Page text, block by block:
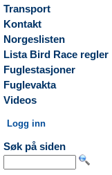
Transport
Kontakt
Norgeslisten
Lista Bird Race regler
Fuglestasjoner
Fuglevakta
Videos
Logg inn
Søk på siden